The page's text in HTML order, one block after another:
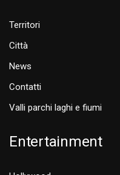
Territori
Città
News
Contatti
Valli parchi laghi e fiumi
Entertainment